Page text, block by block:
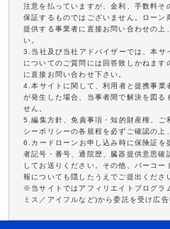
注意を払っていますが、金利、手数料そ
保証するものではございません。ローン
提供する事業者に直接お問い合わせの上
い。
3.当社及び当社アドバイザーでは、本サ
についてのご質問には回答致しかねま
に直接お問い合わせ下さい。
4.本サイトに関して、利用者と提携事業
が発生した場合、当事者間で解決を図る
せん。
5.編集方針、免責事項・知的財産権、ご
シーポリシーの各規程を必ずご確認の上
6.カードローンお申し込み時に保険証を
者記号・番号、通院歴、臓器提供意思確
してお送りください。その他、バーコ
報についても隠したうえでご提出くださ
※当サイトではアフィリエイトプログラ
ミス／アイフルなど)から委託を受け広